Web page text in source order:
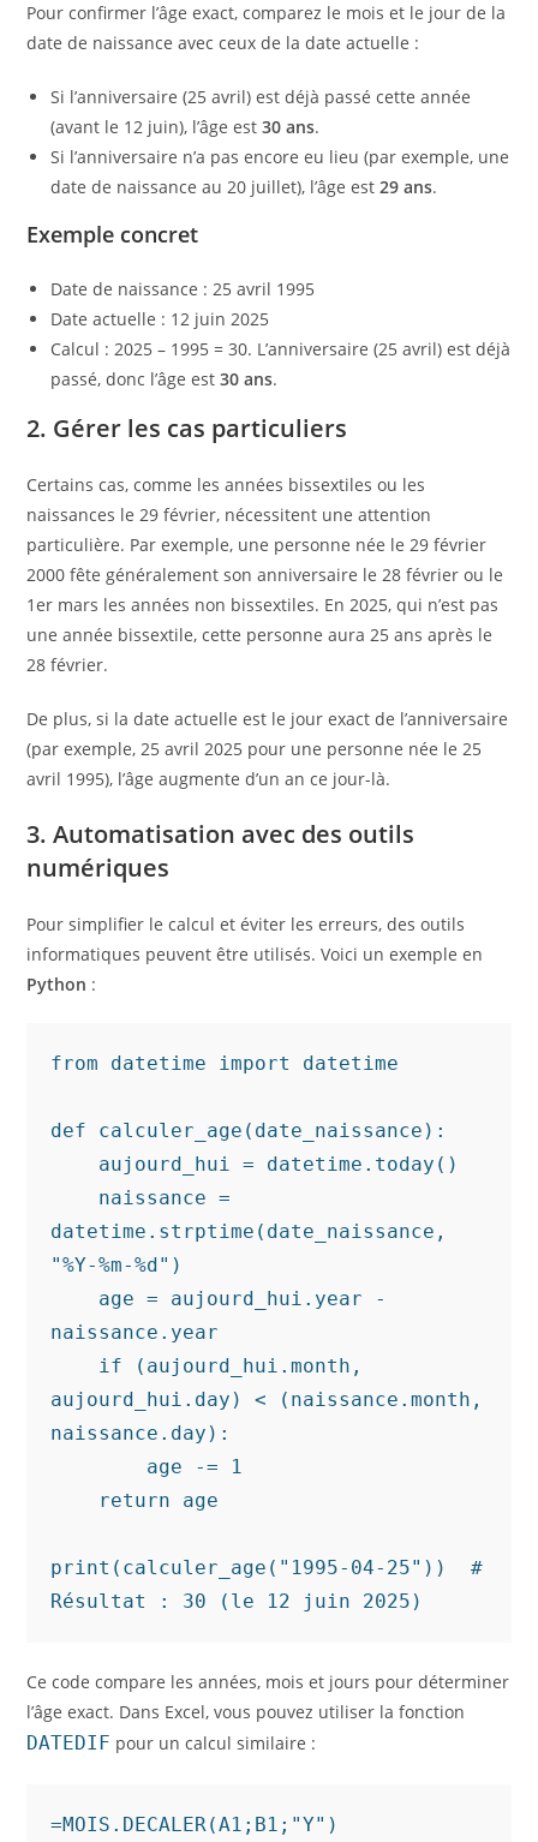
Pour confirmer l’âge exact, comparez le mois et le jour de la
date de naissance avec ceux de la date actuelle :
Si l’anniversaire (25 avril) est déjà passé cette année
(avant le 12 juin), l’âge est30 ans.
Si l’anniversaire n’a pas encore eu lieu (par exemple, une
date de naissance au 20 juillet), l’âge est29 ans.
Exemple concret
Date de naissance : 25 avril 1995
Date actuelle : 12 juin 2025
Calcul : 2025 – 1995 = 30. L’anniversaire (25 avril) est déjà
passé, donc l’âge est30 ans.
2. Gérer les cas particuliers
Certains cas, comme les années bissextiles ou les
naissances le 29 février, nécessitent une attention
particulière. Par exemple, une personne née le 29 février
2000 fête généralement son anniversaire le 28 février ou le
1er mars les années non bissextiles. En 2025, qui n’est pas
une année bissextile, cette personne aura 25 ans après le
28 février.
De plus, si la date actuelle est le jour exact de l’anniversaire
(par exemple, 25 avril 2025 pour une personne née le 25
avril 1995), l’âge augmente d’un an ce jour-là.
3. Automatisation avec des outils
numériques
Pour simplifier le calcul et éviter les erreurs, des outils
informatiques peuvent être utilisés. Voici un exemple en
Python :
from datetime import datetime
def calculer_age(date_naissance):
datetime.strptime(date_naissance,
"%Y-%m-%d")
naissance.year
aujourd_hui.day) < (naissance.month,
naissance.day):
print(calculer_age("1995-04-25"))  #
Résultat : 30 (le 12 juin 2025)
Ce code compare les années, mois et jours pour déterminer
l’âge exact. Dans Excel, vous pouvez utiliser la fonction
DATEDIF pour un calcul similaire :
=MOIS.DECALER(A1;B1;"Y")